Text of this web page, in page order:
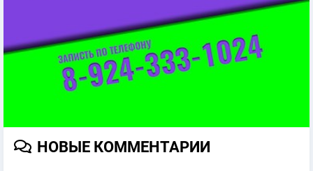
НОВЫЕ КОММЕНТАРИИ